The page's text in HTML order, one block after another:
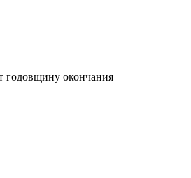
годовщину окончания